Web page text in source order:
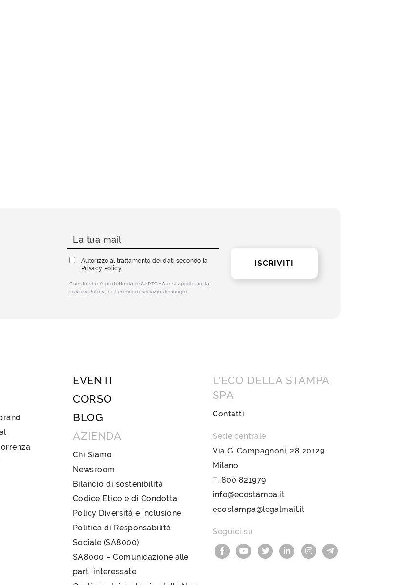
Autorizzo al trattamento dei dati secondo la
Privacy Policy
Questo sito è protetto da reCAPTCHA e si applicano la
Privacy Policy e iTermini di servizio di Google.
ISCRIVITI
EVENTI
CORSO
BLOG
AZIENDA
Chi Siamo
Newsroom
Bilancio di sostenibilità
Codice Etico e di Condotta
Policy Diversità e Inclusione
Politica di Responsabilità
Sociale (SA8000)
SA8000 – Comunicazione alle
parti interessate
L’ECO DELLA STAMPA
SPA
Contatti
Sede centrale
Via G. Compagnoni, 28 20129
Milano
T. 800 821979
info@ecostampa.it
ecostampa@legalmail.it
Seguici su